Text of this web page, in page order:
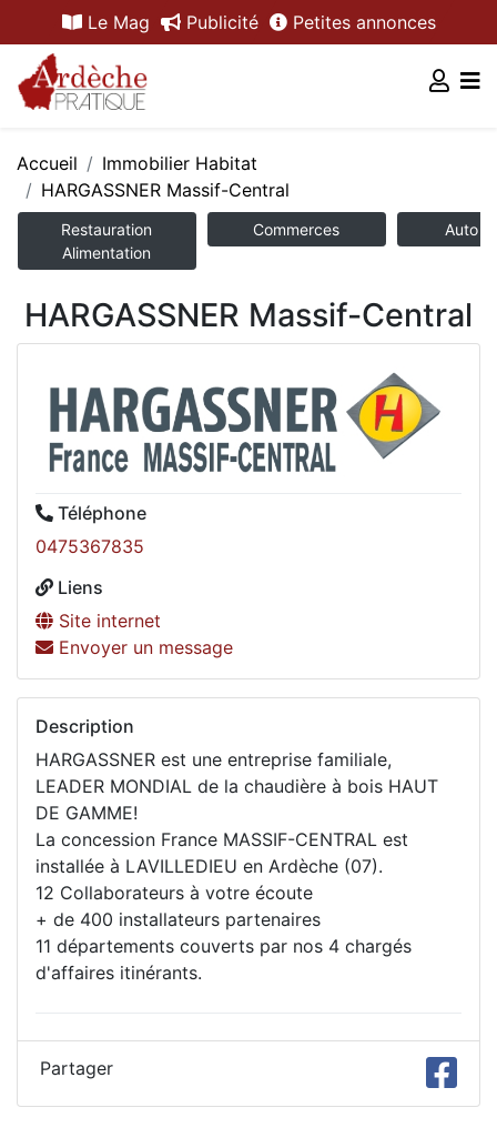
Le Mag Publicité Petites annonces
Accueil
Immobilier Habitat
HARGASSNER Massif-Central
Restauration
Alimentation
Commerces Auto /
HARGASSNER Massif-Central
Téléphone
0475367835
Liens
Site internet
Envoyer un message
Description
HARGASSNER est une entreprise familiale,
LEADER MONDIAL de la chaudière à bois HAUT
DE GAMME!
La concession France MASSIF-CENTRAL est
installée à LAVILLEDIEU en Ardèche (07).
12 Collaborateurs à votre écoute
+ de 400 installateurs partenaires
11 départements couverts par nos 4 chargés
d'affaires itinérants.
Partager